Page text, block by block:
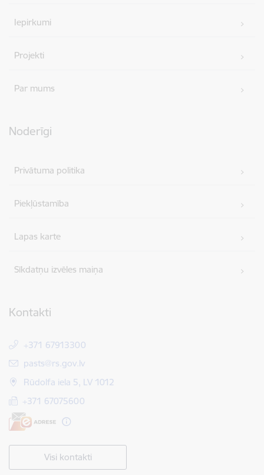
Iepirkumi
Projekti
Par mums
Noderīgi
Privātuma politika
Piekļūstamība
Lapas karte
Sīkdatņu izvēles maiņa
Kontakti
+371 67913300
E-pasts:
pasts@rs.gov.lv
Rūdolfa iela 5, LV 1012
+371 67075600
Visi kontakti